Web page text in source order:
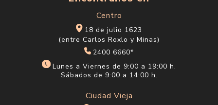
Centro
18 de julio 1623
(entre Carlos Roxlo y Minas)
2400 6660*
Lunes a Viernes de 9:00 a 19:00 h.
Sábados de 9:00 a 14:00 h.
Ciudad Vieja